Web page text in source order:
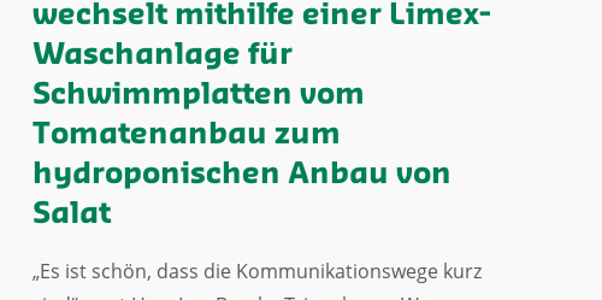
wechselt mithilfe einer Limex-
Waschanlage für
Schwimmplatten vom
Tomatenanbau zum
hydroponischen Anbau von
Salat
„Es ist schön, dass die Kommunikationswege kurz